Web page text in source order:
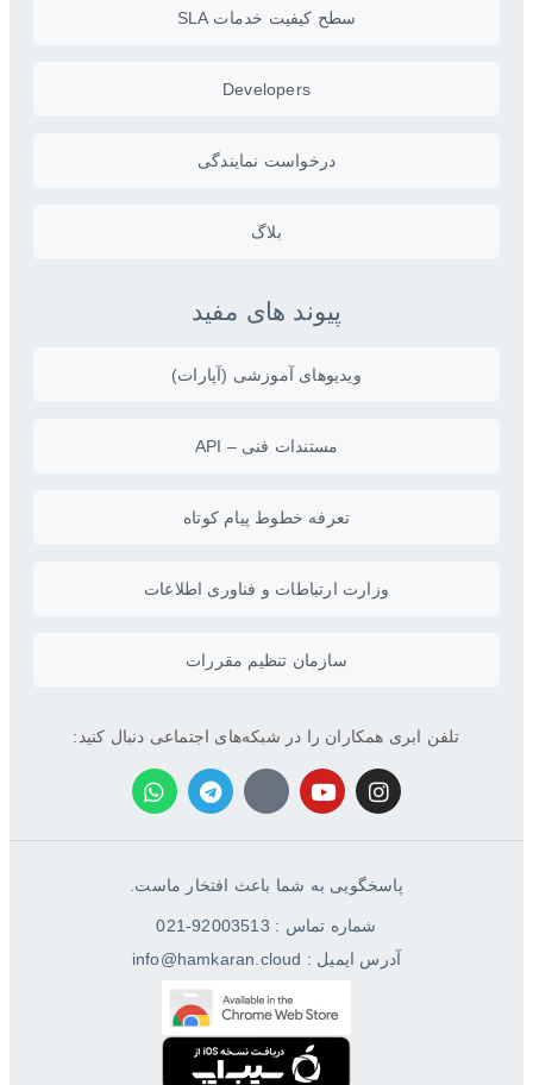
سطح کیفیت خدمات SLA
Developers
درخواست نمایندگی
بلاگ
پیوند های مفید
ویدیو‌های آموزشی (آپارات)
مستندات فنی – API
تعرفه خطوط پیام کوتاه
وزارت ارتباطات و فناوری اطلاعات
سازمان تنظیم مقررات
تلفن ابری همکاران را در شبکه‌های اجتماعی دنبال کنید:
پاسخگویی به شما باعث افتخار ماست.
شماره تماس : 92003513-021
آدرس ایمیل : info@hamkaran.cloud